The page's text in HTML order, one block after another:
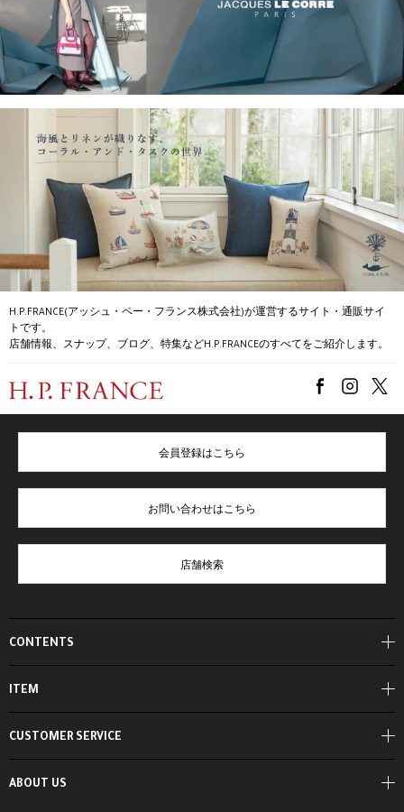
H.P.FRANCE(アッシュ・ペー・フランス株式会社)が運営するサイト・通販サイ
トです。
店舗情報、スナップ、ブログ、特集などH.P.FRANCEのすべてをご紹介します。
CONTENTS
ITEM
ABOUT US
会員登録はこちら
お問い合わせはこちら
店舗検索
CUSTOMER SERVICE